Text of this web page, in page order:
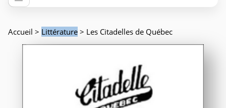
Accueil > Littérature > Les Citadelles de Québec